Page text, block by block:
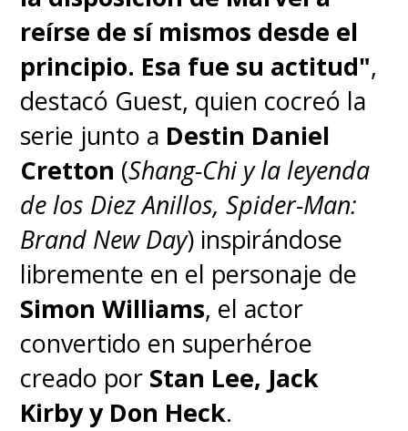
(Curly), Adarsh Gourav (Slightly),
Jonathan Ajayi (Smee), Kit Young
(Tootles), Diêm Camille
(Siberian), Moe Bar-El (Rashidi) y
Sandra Yi Sencindiver (Yutani).
reírse de sí mismos desde el
principio. Esa fue su actitud",
destacó Guest, quien cocreó la
serie junto a Destin Daniel
Cretton (Shang-Chi y la leyenda
de los Diez Anillos, Spider-Man:
Brand New Day) inspirándose
libremente en el personaje de
Simon Williams, el actor
convertido en superhéroe
creado por Stan Lee, Jack
Kirby y Don Heck.